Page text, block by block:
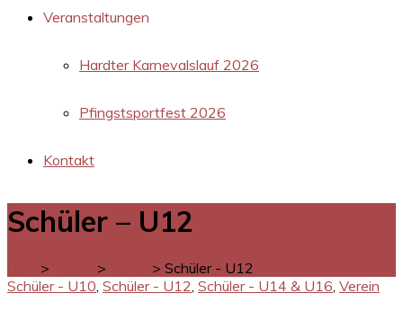
Veranstaltungen
Hardter Karnevalslauf 2026
Pfingstsportfest 2026
Kontakt
Schüler – U12
> > > Schüler - U12
Schüler - U10 Schüler - U12 Schüler - U14 & U16 Verein